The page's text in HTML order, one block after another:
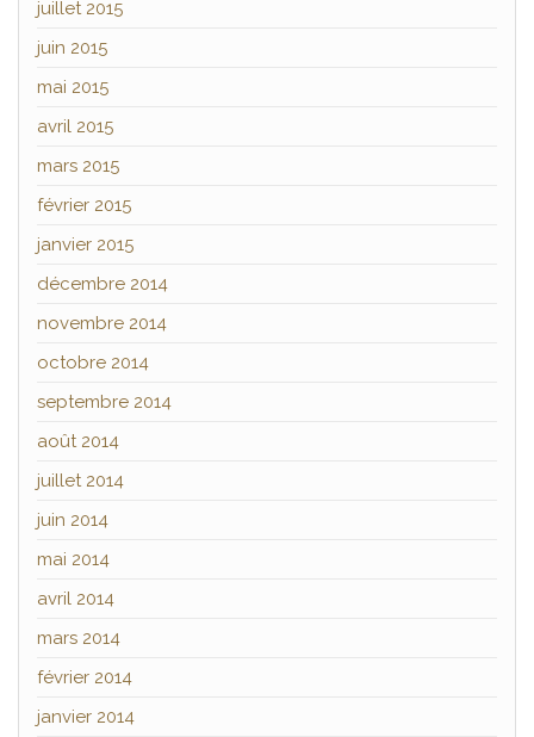
juillet 2015
juin 2015
mai 2015
avril 2015
mars 2015
février 2015
janvier 2015
décembre 2014
novembre 2014
octobre 2014
septembre 2014
août 2014
juillet 2014
juin 2014
mai 2014
avril 2014
mars 2014
février 2014
janvier 2014